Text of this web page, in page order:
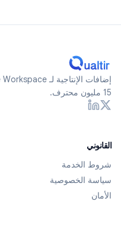
15 مليون محترف.
القانوني
شروط الخدمة
سياسة الخصوصية
الأمان